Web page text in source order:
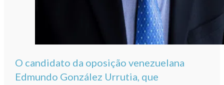
O candidato da oposição venezuelana
Edmundo González Urrutia, que